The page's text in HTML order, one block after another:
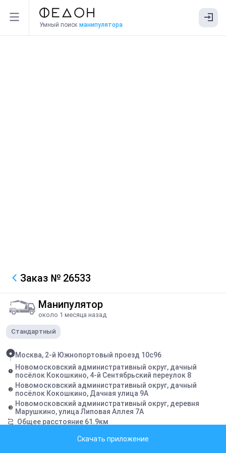
Умный поиск манипулятора
Заказ № 26533
Манипулятор
около 1 месяца назад
Стандартный
Москва, 2-й Южнопортовый проезд 10с96
Новомосковский административный округ, дачный
посёлок Кокошкино, 4-й Сентябрьский переулок 8
Новомосковский административный округ, дачный
посёлок Кокошкино, Дачная улица 9А
Новомосковский административный округ, деревня
Марушкино, улица Липовая Аллея 7А
Общее расстояние 61.9км
Комиссия Федон:2074 ₽
Скачать приложение